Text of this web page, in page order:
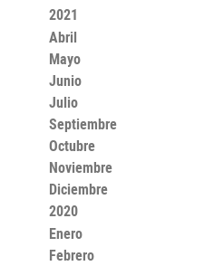
2021
Abril
Mayo
Junio
Julio
Septiembre
Octubre
Noviembre
Diciembre
2020
Enero
Febrero